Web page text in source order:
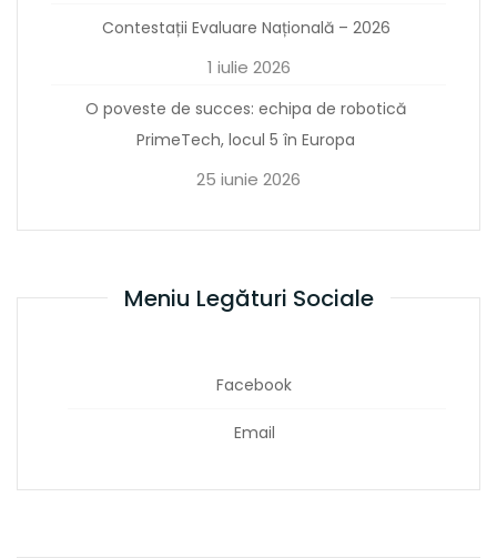
Contestații Evaluare Națională – 2026
1 iulie 2026
O poveste de succes: echipa de robotică
PrimeTech, locul 5 în Europa
25 iunie 2026
Meniu Legături Sociale
Facebook
Email